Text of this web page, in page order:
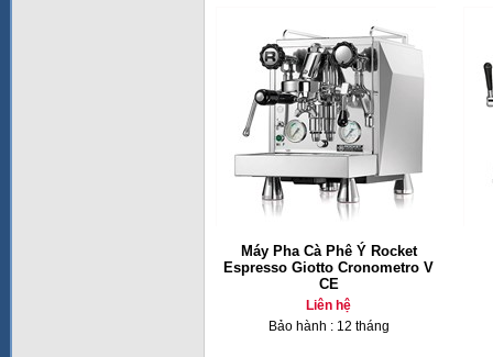
Máy Pha Cà Phê Ý Rocket
Espresso Giotto Cronometro V
CE
Liên hệ
Bảo hành : 12 tháng